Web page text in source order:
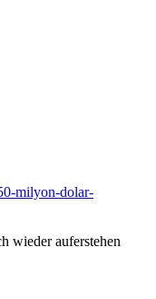
milyon-dolar-
wieder auferstehen